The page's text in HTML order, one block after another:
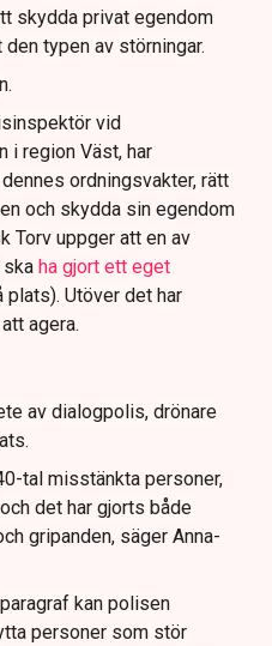
skydda privat egendom
typen av störningar.
vid
i region Väst, har
ordningsvakter, rätt
och skydda sin egendom
Torv uppger att en av
ska ha gjort ett eget
Utöver det har
agera.
av dialogpolis, drönare
tal misstänkta personer,
det har gjorts både
gripanden, säger Anna-
kan polisen
personer som stör